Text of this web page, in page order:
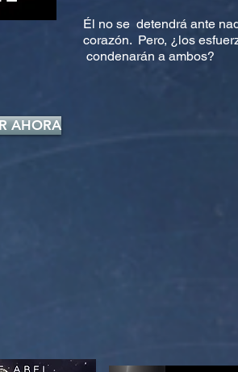
Él no se detendrá ante
corazón. Pero, ¿los
condenarán a ambos?
AHORA